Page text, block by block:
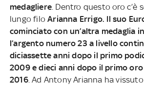
medagliere . Dentro questo oro
lungo filo Arianna Errigo. Il suo
cominciato con un’altra medaglia
l’argento numero 23 a livello
diciassette anni dopo il primo
2009 e dieci anni dopo il primo
2016. Ad Antony Arianna ha